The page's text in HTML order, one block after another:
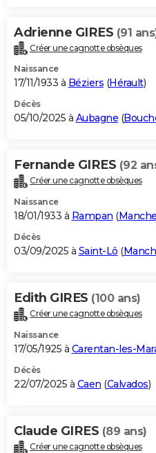
Adrienne GIRES (91
Créer une cagnotte obsèques
Naissance
17/11/1933 à Béziers (Hérault)
Décès
05/10/2025 à Aubagne (
Fernande GIRES (92
Créer une cagnotte obsèques
Naissance
18/01/1933 à Rampan (Manche
Décès
03/09/2025 à Saint-Lô (
Edith GIRES (100 ans)
Créer une cagnotte obsèques
Naissance
17/05/1925 à Carentan-les-
Décès
22/07/2025 à Caen (Calvados)
Claude GIRES (89 ans)
Créer une cagnotte obsèques